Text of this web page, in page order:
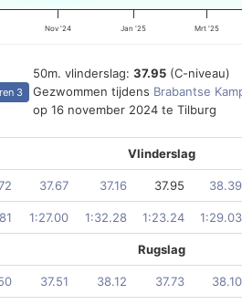
Nov '24 Jan '25 Mrt '25
3
50m. vlinderslag: 37.95 (C-niveau)
Gezwommen tijdens Brabantse
op 16 november 2024 te Tilburg
Vlinderslag
37.67 37.16 37.95 38.39
1:27.00 1:32.28 1:23.24 1:29.03
Rugslag
37.51 38.12 37.73 38.10